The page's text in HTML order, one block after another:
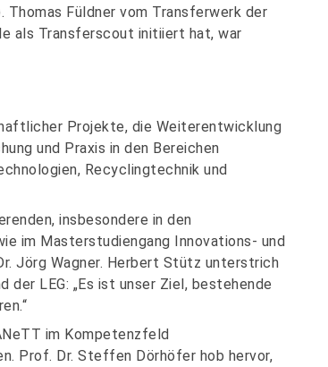
Füldner vom Transferwerk der
als Transferscout initiiert hat, war
Projekte, die Weiterentwicklung
und Praxis in den Bereichen
Recyclingtechnik und
insbesondere in den
im Masterstudiengang Innovations- und
Jörg Wagner. Herbert Stütz unterstrich
LEG: „Es ist unser Ziel, bestehende
im Kompetenzfeld
Prof. Dr. Steffen Dörhöfer hob hervor,